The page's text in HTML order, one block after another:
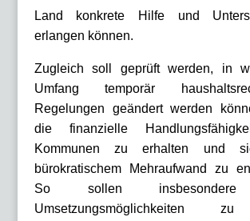
Land konkrete Hilfe und
erlangen können.
Zugleich soll geprüft werden, in
Umfang temporär
Regelungen geändert werden
die finanzielle
Kommunen zu erhalten und
bürokratischem Mehraufwand zu
So sollen
Umsetzungsmöglichkeiten